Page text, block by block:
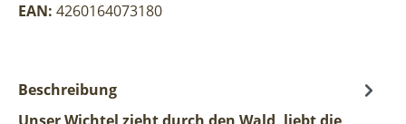
EAN: 4260164073180
Beschreibung